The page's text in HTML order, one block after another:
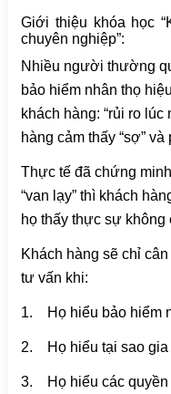
Giới thiệu khóa học
chuyên nghiệp”:
Nhiều người thường
bảo hiểm nhân thọ
khách hàng: “rủi ro
hàng cảm thấy “sợ”
Thực tế đã chứng
“van lạy” thì khách
họ thấy thực sự không
Khách hàng sẽ chỉ
tư vấn khi:
1. Họ hiểu bảo hiểm
2. Họ hiểu tại sao
3. Họ hiểu các